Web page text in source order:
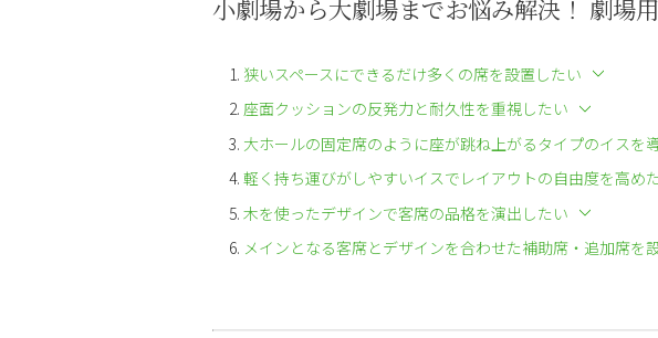
小劇場から大劇場までお悩み解決！ 劇場
狭いスペースにできるだけ多くの席を設置したい
座面クッションの反発力と耐久性を重視したい
大ホールの固定席のように座が跳ね上がるタイプのイスを
軽く持ち運びがしやすいイスでレイアウトの自由度を高め
木を使ったデザインで客席の品格を演出したい
メインとなる客席とデザインを合わせた補助席・追加席を